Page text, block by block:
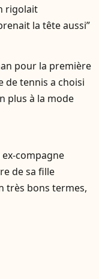
rigolait
la tête aussi”
pour la première
de tennis a choisi
plus à la mode
compagne
de sa fille
très bons termes,